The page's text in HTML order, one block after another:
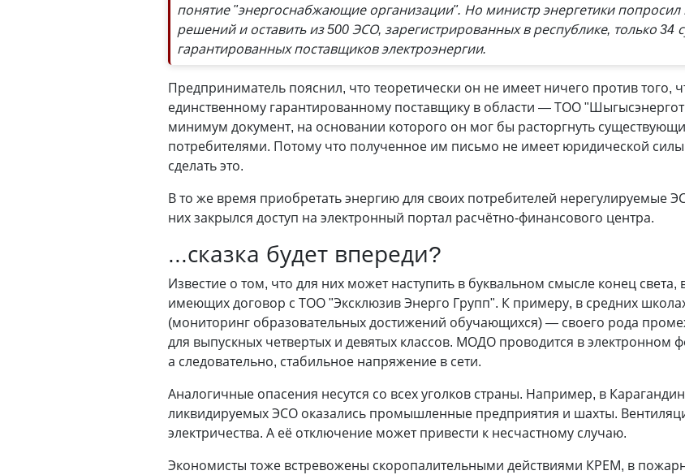
понятие "энергоснабжающие организации". Но министр энергетики
решений и оставить из 500 ЭСО, зарегистрированных в республике, только 34
гарантированных поставщиков электроэнергии.
Предприниматель пояснил, что теоретически он не имеет ничего против того,
единственному гарантированному поставщику в области — ТОО
минимум документ, на основании которого он мог бы расторгнуть
потребителями. Потому что полученное им письмо не имеет юридической
сделать это.
В то же время приобретать энергию для своих потребителей нерегулируемые
них закрылся доступ на электронный портал расчётно-финансового центра.
...сказка будет впереди?
Известие о том, что для них может наступить в буквальном смысле конец
имеющих договор с ТОО "Эксклюзив Энерго Групп". К примеру, в средних
(мониторинг образовательных достижений обучающихся) — своего рода
для выпускных четвертых и девятых классов. МОДО проводится в электронном
а следовательно, стабильное напряжение в сети.
Аналогичные опасения несутся со всех уголков страны. Например, в
ликвидируемых ЭСО оказались промышленные предприятия и шахты.
электричества. А её отключение может привести к несчастному случаю.
Экономисты тоже встревожены скоропалительными действиями КРЕМ, в